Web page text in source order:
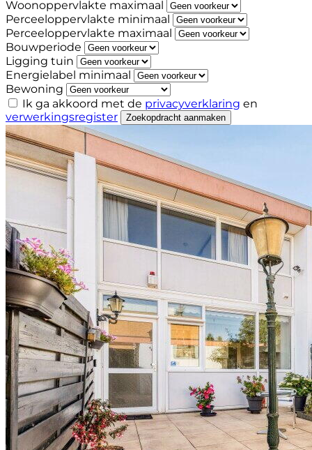
Woonoppervlakte maximaal
Perceeloppervlakte minimaal
Perceeloppervlakte maximaal
Bouwperiode
Ligging tuin
Energielabel minimaal
Bewoning
Ik ga akkoord met de privacyverklaring en
verwerkingsregister
Zoekopdracht aanmaken